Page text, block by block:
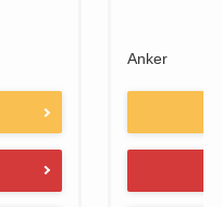
Anker